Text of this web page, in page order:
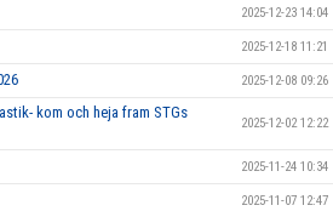
2025-12-23 14:04
2025-12-18 11:21
2025-12-08 09:26
kom och heja fram STGs
2025-12-02 12:22
2025-11-24 10:34
2025-11-07 12:47